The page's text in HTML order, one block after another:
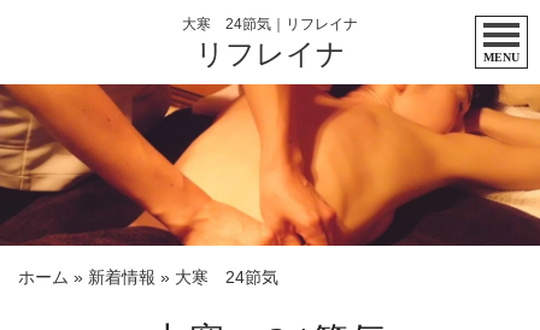
大寒 24節気｜リフレイナ
リフレイナ MENU
ホーム » 新着情報 » 大寒 24節気